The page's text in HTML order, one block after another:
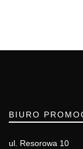
BIURO
ul. Resorowa 10